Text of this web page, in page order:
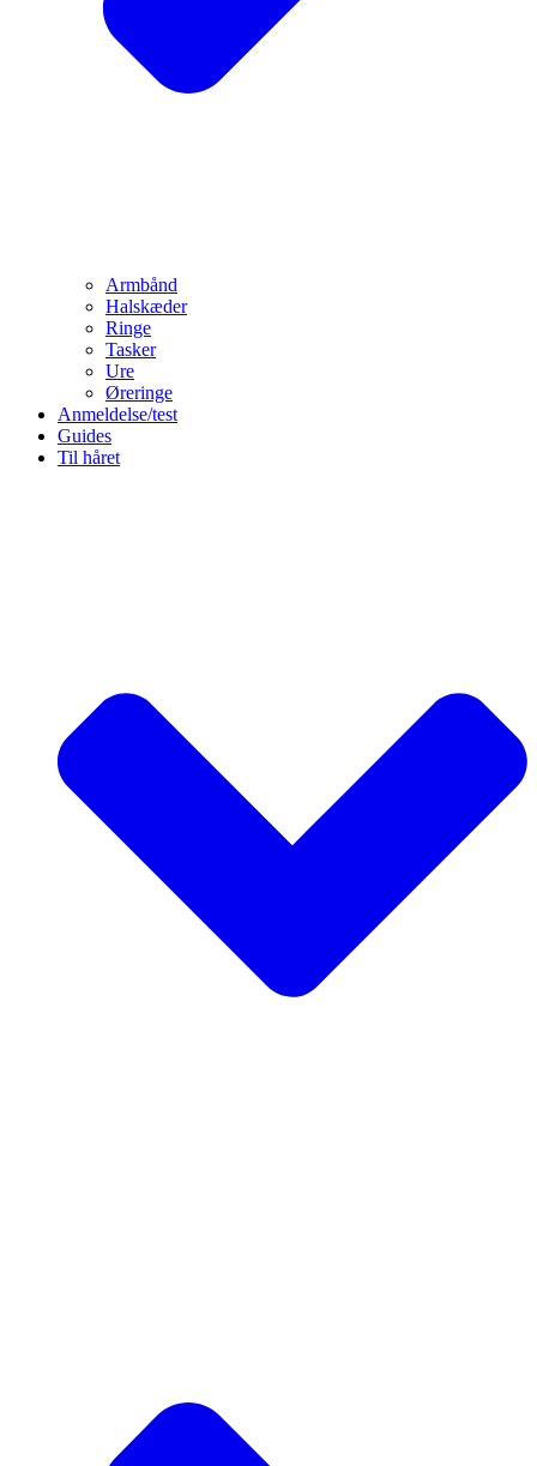
Armbånd
Halskæder
Ringe
Tasker
Ure
Øreringe
Anmeldelse/test
Guides
Til håret